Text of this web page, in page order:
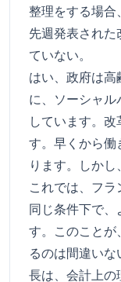
整理をする場合
先週発表され
ていない。
はい、政府は高
に、ソーシャ
しています。
す。早くから働
ります。しかし
これでは、フラ
同じ条件下で
す。このことが
るのは間違い
長は、会計上の